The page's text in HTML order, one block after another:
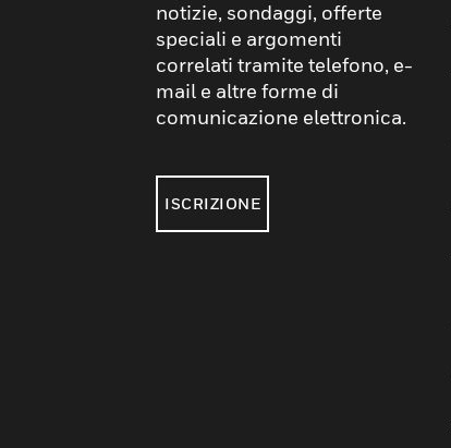
notizie, sondaggi, offerte
speciali e argomenti
correlati tramite telefono, e-
mail e altre forme di
comunicazione elettronica.
ISCRIZIONE